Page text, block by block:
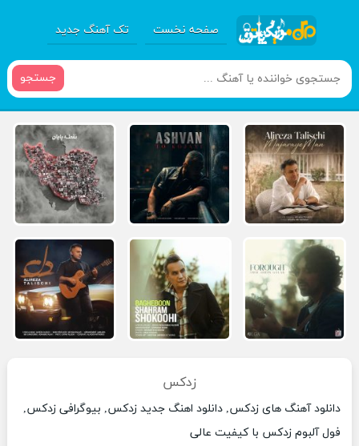
صفحه نخست تک آهنگ جدید
جستجو
زدکس
دانلود آهنگ های زدکس, دانلود اهنگ جدید زدکس, بیوگرافی زدکس,
فول آلبوم زدکس با کیفیت عالی